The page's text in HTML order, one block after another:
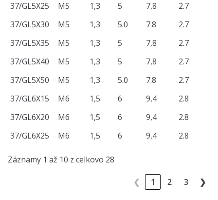
37/GL5X25
M5 1,3 5 7,8 2.7
37/GL5X30
M5 1,3 5.0 7.8 2.7
37/GL5X35
M5 1,3 5 7,8 2.7
37/GL5X40
M5 1,3 5 7,8 2.7
37/GL5X50
M5 1,3 5.0 7.8 2.7
37/GL6X15
M6 1,5 6 9,4 2.8
37/GL6X20
M6 1,5 6 9,4 2.8
37/GL6X25
M6 1,5 6 9,4 2.8
Záznamy 1 až 10 z celkovo 28
❮ 1 2 3 ❯